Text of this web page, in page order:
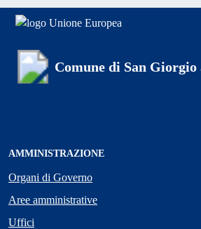
Comune di San
AMMINISTRAZIONE
Organi di Governo
Aree amministrative
Uffici